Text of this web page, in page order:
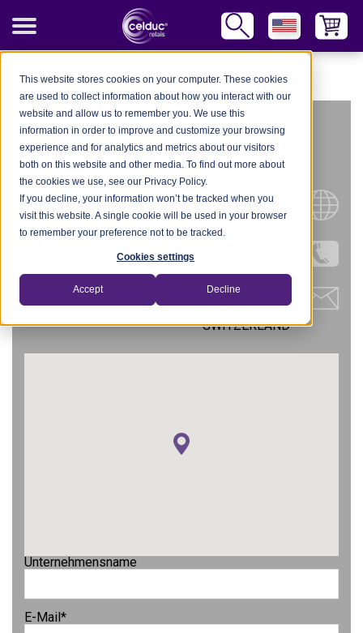
This website stores cookies on your computer. These cookies
are used to collect information about how you interact with our
website and allow us to remember you. We use this
information in order to improve and customize your browsing
experience and for analytics and metrics about our visitors
both on this website and other media. To find out more about
the cookies we use, see our Privacy Policy.
If you decline, your information won’t be tracked when you
visit this website. A single cookie will be used in your browser
to remember your preference not to be tracked.
Cookies settings
Accept Decline
STOLZ ELECTRONICS
AG
Website
Tel.: +41 564849000
Im Langacker 20
CH-5405 Baden-Dättwil
SWITZERLAND
Unternehmensname
E-Mail*